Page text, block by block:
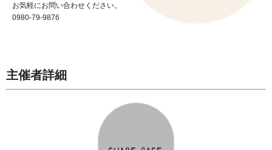
お気軽にお問い合わせください。
0980-79-9876
主催者詳細